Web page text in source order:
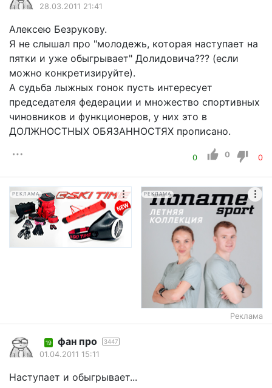
28.03.2011 21:41
Алексею Безрукову.
Я не слышал про "молодежь, которая наступает на
пятки и уже обыгрывает" Долидовича??? (если
можно конкретизируйте).
А судьба лыжных гонок пусть интересует
председателя федерации и множество спортивных
чиновников и функционеров, у них это в
ДОЛЖНОСТНЫХ ОБЯЗАННОСТЯХ прописано.
0 0 0
РЕКЛАМА РЕКЛАМА
Реклама
19 фан про 3447
01.04.2011 15:11
Наступает и обыгрывает...